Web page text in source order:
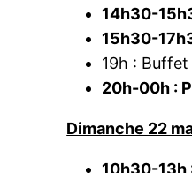
14h30-
15h30-
19h :
20h-00h :
Dimanche 22